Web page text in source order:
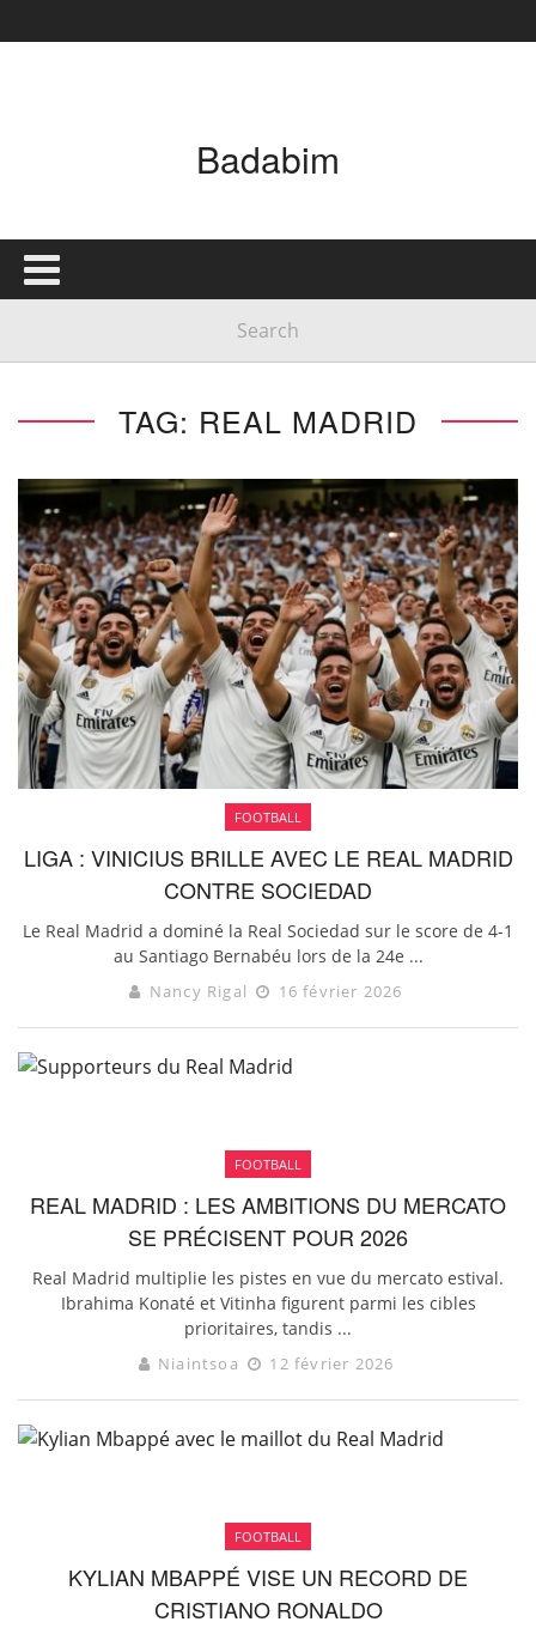
Badabim
TAG: REAL MADRID
FOOTBALL
LIGA : VINICIUS BRILLE AVEC LE REAL MADRID
CONTRE SOCIEDAD
Le Real Madrid a dominé la Real Sociedad sur le score de 4-1
au Santiago Bernabéu lors de la 24e ...
Nancy Rigal 16 février 2026
FOOTBALL
REAL MADRID : LES AMBITIONS DU MERCATO
SE PRÉCISENT POUR 2026
Real Madrid multiplie les pistes en vue du mercato estival.
Ibrahima Konaté et Vitinha figurent parmi les cibles
prioritaires, tandis ...
Niaintsoa 12 février 2026
FOOTBALL
KYLIAN MBAPPÉ VISE UN RECORD DE
CRISTIANO RONALDO